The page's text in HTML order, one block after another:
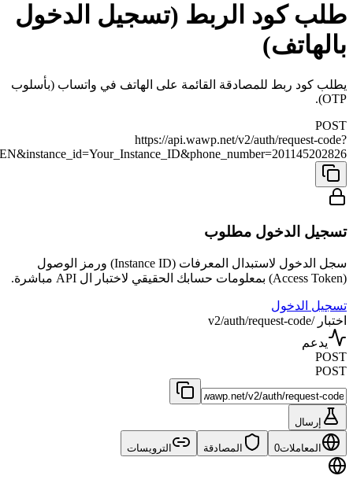
طلب كود الربط (تسجيل الدخول
بالهاتف)
يطلب كود ربط للمصادقة القائمة على الهاتف في واتساب (بأسلوب
OTP).
POST
https://api.wawp.net/v2/auth/request-code?
تسجيل الدخول مطلوب
سجل الدخول لاستبدال المعرفات (Instance ID) ورمز الوصول
(Access Token) بمعلومات حسابك الحقيقي لاختبار ال API مباشرة.
تسجيل الدخول
اختبار /v2/auth/request-code
يدعم
POST
POST
إرسال
المعاملات0 المصادقة الترويسات